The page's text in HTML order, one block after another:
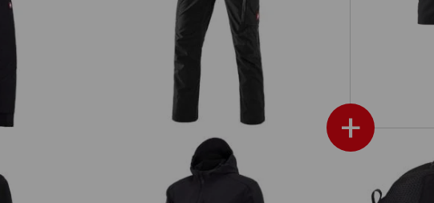
+
Werkbroek e.s.vision, heren